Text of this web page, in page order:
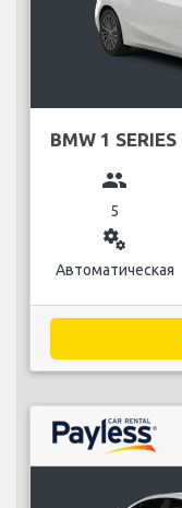
BMW 1 SERIES
group
5
miscellaneous_services
Автоматическая